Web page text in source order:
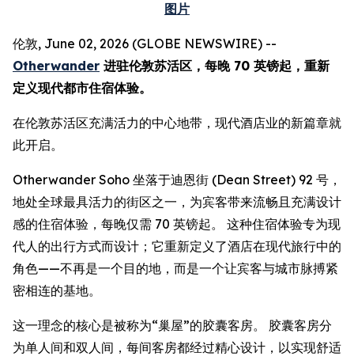
图片
伦敦, June 02, 2026 (GLOBE NEWSWIRE) --
Otherwander 进驻伦敦苏活区，每晚 70 英镑起，重新
定义现代都市住宿体验。
在伦敦苏活区充满活力的中心地带，现代酒店业的新篇章就
此开启。
Otherwander Soho 坐落于迪恩街 (Dean Street) 92 号，
地处全球最具活力的街区之一，为宾客带来流畅且充满设计
感的住宿体验，每晚仅需 70 英镑起。 这种住宿体验专为现
代人的出行方式而设计；它重新定义了酒店在现代旅行中的
角色——不再是一个目的地，而是一个让宾客与城市脉搏紧
密相连的基地。
这一理念的核心是被称为“巢屋”的胶囊客房。 胶囊客房分
为单人间和双人间，每间客房都经过精心设计，以实现舒适